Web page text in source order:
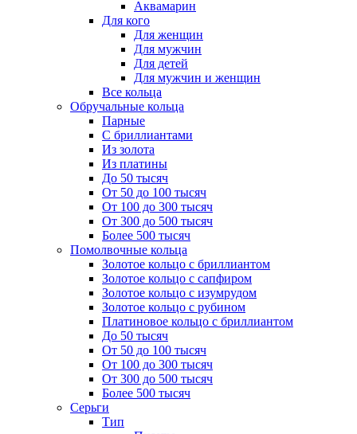
Аквамарин
Для кого
Для женщин
Для мужчин
Для детей
Для мужчин и женщин
Все кольца
Обручальные кольца
Парные
С бриллиантами
Из золота
Из платины
До 50 тысяч
От 50 до 100 тысяч
От 100 до 300 тысяч
От 300 до 500 тысяч
Более 500 тысяч
Помолвочные кольца
Золотое кольцо с бриллиантом
Золотое кольцо с сапфиром
Золотое кольцо с изумрудом
Золотое кольцо с рубином
Платиновое кольцо с бриллиантом
До 50 тысяч
От 50 до 100 тысяч
От 100 до 300 тысяч
От 300 до 500 тысяч
Более 500 тысяч
Серьги
Тип